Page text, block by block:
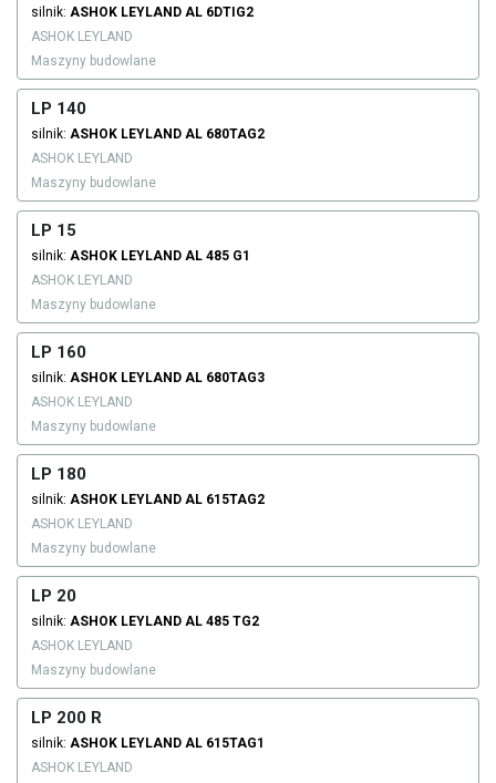
silnik: ASHOK LEYLAND AL 6DTIG2
ASHOK LEYLAND
Maszyny budowlane
LP 140
silnik: ASHOK LEYLAND AL 680TAG2
ASHOK LEYLAND
Maszyny budowlane
LP 15
silnik: ASHOK LEYLAND AL 485 G1
ASHOK LEYLAND
Maszyny budowlane
LP 160
silnik: ASHOK LEYLAND AL 680TAG3
ASHOK LEYLAND
Maszyny budowlane
LP 180
silnik: ASHOK LEYLAND AL 615TAG2
ASHOK LEYLAND
Maszyny budowlane
LP 20
silnik: ASHOK LEYLAND AL 485 TG2
ASHOK LEYLAND
Maszyny budowlane
LP 200 R
silnik: ASHOK LEYLAND AL 615TAG1
ASHOK LEYLAND